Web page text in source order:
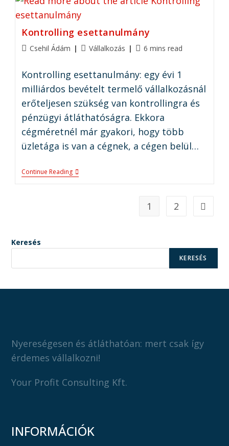
Kontrolling esettanulmány
Csehil Ádám Vállalkozás 6 mins read
Kontrolling esettanulmány: egy évi 1
milliárdos bevételt termelő vállalkozásnál
erőteljesen szükség van kontrollingra és
pénzügyi átláthatóságra. Ekkora
cégméretnél már gyakori, hogy több
üzletága is van a cégnek, a cégen belül…
Continue Reading
1 2
Keresés
KERESÉS
Nyereségesen és átláthatóan: mert csak így
érdemes vállalkozni!
Your Profit Consulting Kft.
INFORMÁCIÓK